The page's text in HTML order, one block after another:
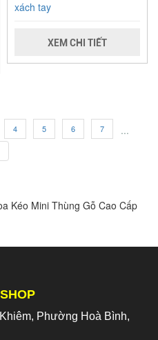
xách tay
XEM CHI TIẾT
4 5 6 7 ...
Kéo Mini Thùng Gỗ Cao Cấp
Phường Hoà Bình,